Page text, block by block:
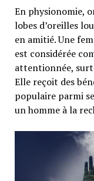
En physionomie,
lobes d’oreilles
en amitié. Une
est considérée
attentionnée,
Elle reçoit des
populaire parmi
un homme à la